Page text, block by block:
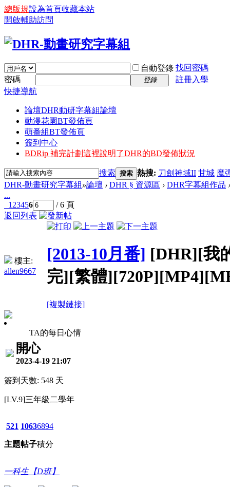
總版規設為首頁收藏本站
開啟輔助訪問
自動登錄 找回密碼
密碼
登錄
註冊入學
快捷導航
論壇DHR動研字幕組論壇
動漫花園BT發佈頁
萌番組BT發佈頁
簽到中心
BDRip 補完計劃這裡說明了DHR的BD發佈狀況
搜索 搜索 熱搜: 刀劍神域II 甘城 魔
DHR-動畫研究字幕組»論壇 › DHR § 資源區 › DHR字幕組作品 ›
...
1 23456
/ 6 頁
返回列表
樓主:
allen9667
[2013-10月番] [DHR][我
完][繁體
[複製鏈接]
TA的每日心情
開心
2023-4-19 21:07
簽到天數: 548 天
[LV.9]三年級二學年
521
主題
1063
帖子
6894
積分
一科生【D班】